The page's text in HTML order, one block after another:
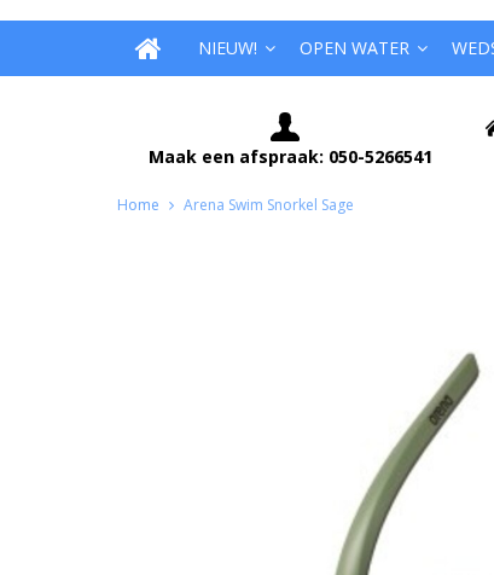
NIEUW! OPEN WATER
Maak een afspraak: 050-5266541
Home Arena Swim Snorkel Sage